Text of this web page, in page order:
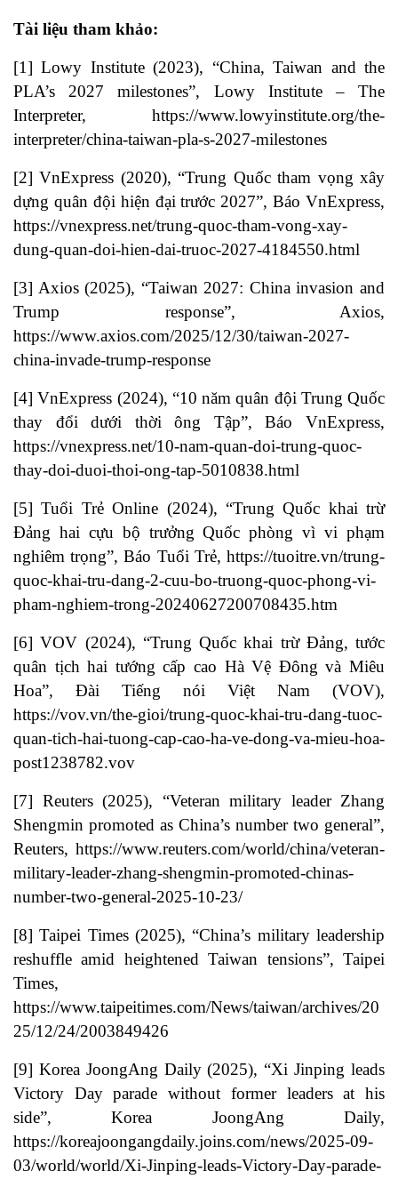
Tài liệu tham khảo:
[1] Lowy Institute (2023), “China, Taiwan and the
PLA’s 2027 milestones”, Lowy Institute – The
Interpreter, https://www.lowyinstitute.org/the-
interpreter/china-taiwan-pla-s-2027-milestones
[2] VnExpress (2020), “Trung Quốc tham vọng xây
dựng quân đội hiện đại trước 2027”, Báo VnExpress,
https://vnexpress.net/trung-quoc-tham-vong-xay-
dung-quan-doi-hien-dai-truoc-2027-4184550.html
[3] Axios (2025), “Taiwan 2027: China invasion and
Trump response”, Axios,
https://www.axios.com/2025/12/30/taiwan-2027-
china-invade-trump-response
[4] VnExpress (2024), “10 năm quân đội Trung Quốc
thay đổi dưới thời ông Tập”, Báo VnExpress,
https://vnexpress.net/10-nam-quan-doi-trung-quoc-
thay-doi-duoi-thoi-ong-tap-5010838.html
[5] Tuổi Trẻ Online (2024), “Trung Quốc khai trừ
Đảng hai cựu bộ trưởng Quốc phòng vì vi phạm
nghiêm trọng”, Báo Tuổi Trẻ, https://tuoitre.vn/trung-
quoc-khai-tru-dang-2-cuu-bo-truong-quoc-phong-vi-
pham-nghiem-trong-20240627200708435.htm
[6] VOV (2024), “Trung Quốc khai trừ Đảng, tước
quân tịch hai tướng cấp cao Hà Vệ Đông và Miêu
Hoa”, Đài Tiếng nói Việt Nam (VOV),
https://vov.vn/the-gioi/trung-quoc-khai-tru-dang-tuoc-
quan-tich-hai-tuong-cap-cao-ha-ve-dong-va-mieu-hoa-
post1238782.vov
[7] Reuters (2025), “Veteran military leader Zhang
Shengmin promoted as China’s number two general”,
Reuters, https://www.reuters.com/world/china/veteran-
military-leader-zhang-shengmin-promoted-chinas-
number-two-general-2025-10-23/
[8] Taipei Times (2025), “China’s military leadership
reshuffle amid heightened Taiwan tensions”, Taipei
Times,
https://www.taipeitimes.com/News/taiwan/archives/20
25/12/24/2003849426
[9] Korea JoongAng Daily (2025), “Xi Jinping leads
Victory Day parade without former leaders at his
side”, Korea JoongAng Daily,
https://koreajoongangdaily.joins.com/news/2025-09-
03/world/world/Xi-Jinping-leads-Victory-Day-parade-